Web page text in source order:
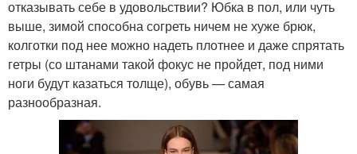
отказывать себе в удовольствии? Юбка в пол, или чуть
выше, зимой способна согреть ничем не хуже брюк,
колготки под нее можно надеть плотнее и даже спрятать
гетры (со штанами такой фокус не пройдет, под ними
ноги будут казаться толще), обувь — самая
разнообразная.